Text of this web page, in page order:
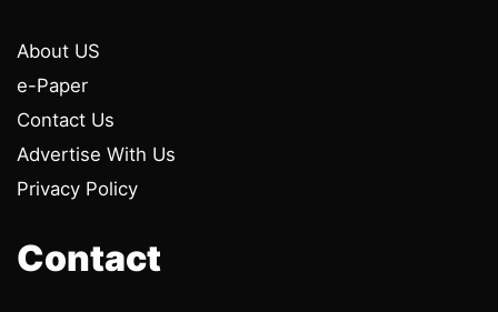
About US
e-Paper
Contact Us
Advertise With Us
Privacy Policy
Contact